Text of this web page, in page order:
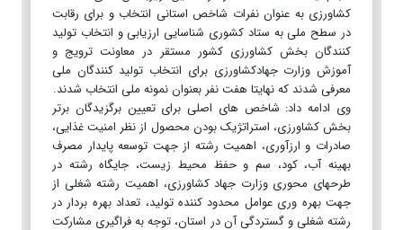
کشاورزی به عنوان نفرات شاخص استانی انتخاب و برای رقابت
در سطح ملی به ستاد کشوری شناسایی ارزیابی و انتخاب تولید
کنندگان بخش کشاورزی کشور مستقر در معاونت ترویج و
آموزش وزارت جهادکشاورزی برای انتخاب تولید کنندگان ملی
معرفی شدند که نهایتا هفت نفر بعنوان نمونه ملی انتخاب شدند.
وی ادامه داد: شاخص های اصلی برای تعیین برگزیدگان برتر
بخش کشاورزی، استراتژیک بودن محصول از نظر امنیت غذایی،
صادرات و ارزآوری، اهمیت رشته از جهت توسعه پایدار مصرف
بهینه آب، کود، سم و حفظ محیط زیست، جایگاه رشته در
طرحهای محوری وزارت جهاد کشاورزی، اهمیت رشته شغلی از
جهت بهره وری عوامل محدود کننده تولید، تعداد بهره بردار در
رشته شغلی و گستردگی آن در استان، توجه به فراگیری مشارکت